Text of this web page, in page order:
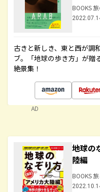
BOOKS
古きと新しき、東と西が調
ブ。「地球の歩き方」が贈
絶景集！
AD
地球
陸編
BOOKS